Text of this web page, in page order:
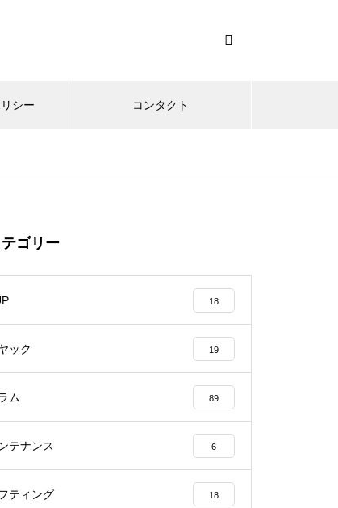
シー コンタクト
ゴリー
18
ック 19
ム 89
テナンス 6
ティング 18